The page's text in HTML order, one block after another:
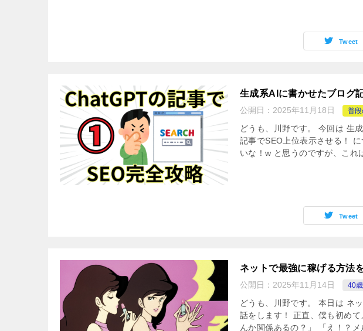
Tweet
生成系AIに書かせたブログ
公開日： 2025年11月18日 普
どうも、川野です。 今回は 生
記事でSEO上位表示させる！
いな！w と思うのですが、こ
Tweet
ネットで最強に稼げる方法
公開日： 2025年11月14日 40
どうも、川野です。 本日は ネ
話をします！ 正直、僕も初め
んか関係あるの？」 「え！？